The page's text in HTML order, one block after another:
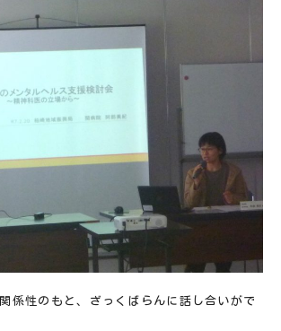
のもと、ざっくばらんに話し合いがで